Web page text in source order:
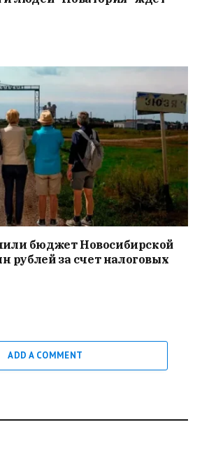
бюджет Новосибирской
рублей за счет налоговых
ADD A COMMENT